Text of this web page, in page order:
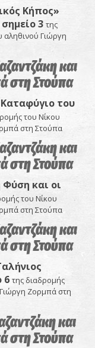
Κήπος»
3 της
αληθινού Γιώργη
και
στη Στούπα
του
του Νίκου
στη Στούπα
και
στη Στούπα
και οι
του Νίκου
στη Στούπα
και
στη Στούπα
6 της διαδρομής
Ζορμπά στη
και
στη Στούπα